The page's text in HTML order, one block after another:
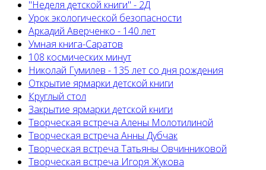
"Неделя детской книги" - 2Д
Урок экологической безопасности
Аркадий Аверченко - 140 лет
Умная книга-Саратов
108 космических минут
Николай Гумилев - 135 лет со дня рождения
Открытие ярмарки детской книги
Круглый стол
Закрытие ярмарки детской книги
Творческая встреча Алены Молотилиной
Творческая встреча Анны Дубчак
Творческая встреча Татьяны Овчинниковой
Творческая встреча Игоря Жукова